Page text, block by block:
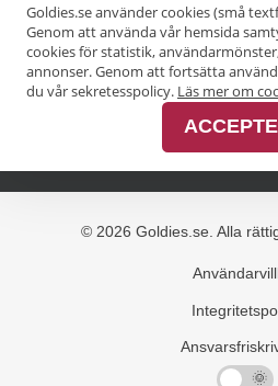
Pensionärsrabatt
Pensionärsrabatt
Pensionärsrabatt
Alla kategorier
Alla varumärken
Goldies.se använder cookies (små
Genom att använda vår hemsida
cookies för statistik,
annonser. Genom att fortsätta
du vår sekretesspolicy. Läs mer om